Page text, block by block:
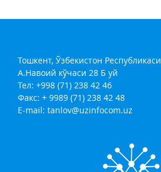
Тошкент, Ўзбекистон Республикаси
А.Навоий кўчаси 28 Б уй
Тел: +998 (71) 238 42 46
Факс: + 9989 (71) 238 42 48
E-mail: tanlov@uzinfocom.uz